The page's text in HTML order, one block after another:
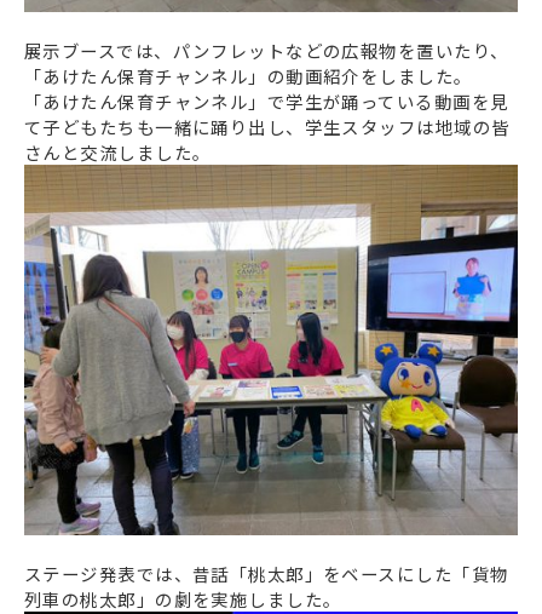
展示ブースでは、パンフレットなどの広報物を置いたり、
「あけたん保育チャンネル」の動画紹介をしました。
「あけたん保育チャンネル」で学生が踊っている動画を見
て子どもたちも一緒に踊り出し、学生スタッフは地域の皆
さんと交流しました。
ステージ発表では、昔話「桃太郎」をベースにした「貨物
列車の桃太郎」の劇を実施しました。